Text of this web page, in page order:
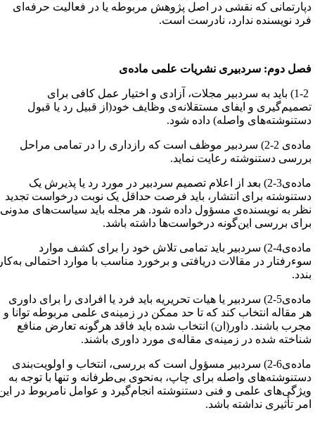
که نقشی در اصل پژوهش مربوطه یا در فعالیت حرفه‌ای
نویسنده ندارد، نادرست است.
دوم: سردبیری نشریات علمی ماده‌ی
1-2) باید به سردبیر مجلات، آزادی و اختیار عمل کافی برای
و ایفای مستقلانه‌ی وظایف خود(از قبیل رد یا قبول
واصله) داده شود.
ماده‌ی 2-2) سردبیر موظف است که رازداری را در تمامی مراحل
دستنوشته رعایت نماید.
ماده‌ی3-2) بعد از اعلام تصمیم سردبیر در مورد رد یا پذیرش یک
برای انتشار، باید فرصت حداقل یک نوبت درخواست تجدید
به نویسنده‌ی مسؤول داده شود. هر مجله باید سیاست‌های مدونی
بررسی این‌گونه درخواست‌ها داشته باشد.
ماده‌ی4-2) سردبیر باید تمامی تلاش خود را برای کشف موارد
در مقالات دریافتی و برخورد مناسب با موارد احتمالی به‌کار
ماده‌ی5-2) سردبیر یا هیات تحریریه باید فرد یا افرادی را برای داوری
مقاله انتخاب کند که تا حد ممکن در زمینه‌ی علمی مربوطه توانا و
باشند. داور(ان) انتخاب شده باید فاقد هرگونه تعارض منافع
شده در زمینه‌ی‌ مقاله‌ی مورد داوری باشند.
ماده‌ی6-2) سردبیر مسؤول است که بررسی، انتخاب و اولویت‌بندی
واصله برای چاپ، به‌نحوی بی‌طرفانه و تنها با توجه به
علمی و فنی دستنوشته انجام‌گیرد و عوامل نامربوط در این
تأثیری نداشته باشد.